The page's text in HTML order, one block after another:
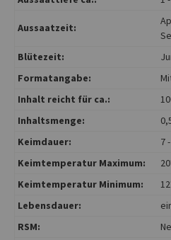
Aussaatzeit:
Blütezeit:
Formatangabe:
Inhalt reicht für ca.:
Inhaltsmenge:
Keimdauer:
7
Keimtemperatur Maximum:
Keimtemperatur Minimum:
Lebensdauer:
RSM: